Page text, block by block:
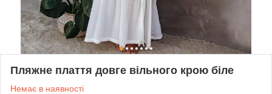
Пляжне плаття довге вільного крою біле
Немає в наявності